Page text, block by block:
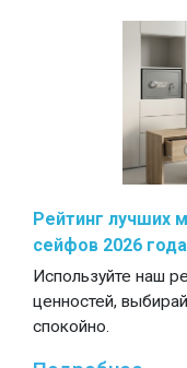
Рейтинг лучших
сейфов 2026 года
Используйте наш
ценностей,
спокойно.